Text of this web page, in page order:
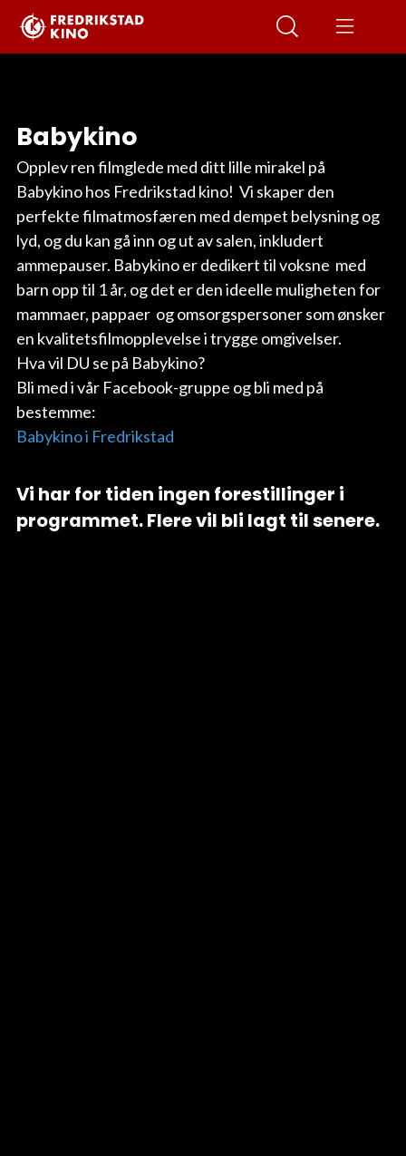
Babykino
Opplev ren filmglede med ditt lille mirakel på
Babykino hos Fredrikstad kino! Vi skaper den
perfekte filmatmosfæren med dempet belysning og
lyd, og du kan gå inn og ut av salen, inkludert
ammepauser. Babykino er dedikert til voksne med
barn opp til 1 år, og det er den ideelle muligheten for
mammaer, pappaer og omsorgspersoner som ønsker
en kvalitetsfilmopplevelse i trygge omgivelser.
Hva vil DU se på Babykino?
Bli med i vår Facebook-gruppe og bli med på
bestemme:
Babykino i Fredrikstad
Vi har for tiden ingen forestillinger i
programmet. Flere vil bli lagt til senere.